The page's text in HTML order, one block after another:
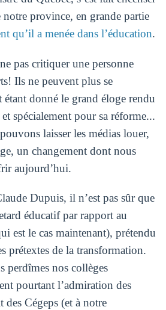
notre province, en grande partie
qu’il a menée dans l’éducation.
pas critiquer une personne
Ils ne peuvent plus se
étant donné le grand éloge rendu
spécialement pour sa réforme...
laisser les médias louer,
un changement dont nous
aujourd’hui.
Dupuis, il n’est pas sûr que
éducatif par rapport au
est le cas maintenant), prétendu
prétextes de la transformation.
perdîmes nos collèges
pourtant l’admiration des
Cégeps (et à notre